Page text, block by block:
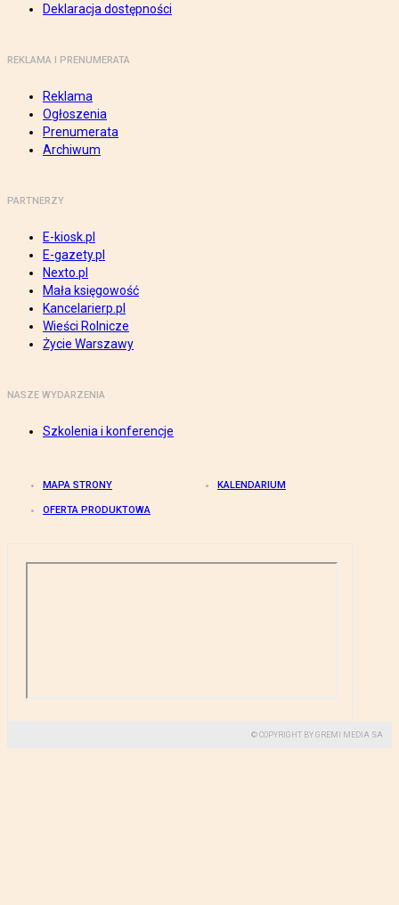
Deklaracja dostępności
REKLAMA I PRENUMERATA
Reklama
Ogłoszenia
Prenumerata
Archiwum
PARTNERZY
E-kiosk.pl
E-gazety.pl
Nexto.pl
Mała księgowość
Kancelarierp.pl
Wieści Rolnicze
Życie Warszawy
NASZE WYDARZENIA
Szkolenia i konferencje
MAPA STRONY KALENDARIUM
OFERTA PRODUKTOWA
© COPYRIGHT BY GREMI MEDIA SA